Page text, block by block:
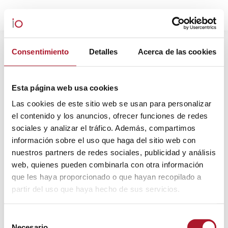
Consentimiento Detalles Acerca de las cookies
Esta página web usa cookies
Las cookies de este sitio web se usan para personalizar
el contenido y los anuncios, ofrecer funciones de redes
sociales y analizar el tráfico. Además, compartimos
información sobre el uso que haga del sitio web con
nuestros partners de redes sociales, publicidad y análisis
web, quienes pueden combinarla con otra información
que les haya proporcionado o que hayan recopilado a
partir del uso que haya hecho de sus servicios.
ARCHIVOS DIARIOS:19 MARZO,
2025
Estás aquí: